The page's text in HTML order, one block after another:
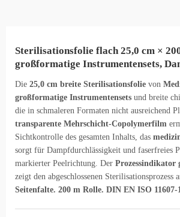
Sterilisationsfolie flach 25,0 cm ×
großformatige Instrumentensets,
Die 25,0 cm breite Sterilisationsfolie von
großformatige Instrumentensets und breite
die in schmaleren Formaten nicht ausreichend
transparente Mehrschicht-Copolymerfilm
Sichtkontrolle des gesamten Inhalts, das
sorgt für Dampfdurchlässigkeit und faserfreies
markierter Peelrichtung. Der Prozessindikator
zeigt den abgeschlossenen Sterilisationsprozess
Seitenfalte. 200 m Rolle. DIN EN ISO